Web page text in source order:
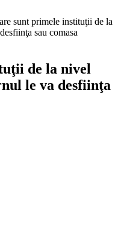
sunt primele instituţii de la
sau comasa
de la nivel
le va desfiinţa